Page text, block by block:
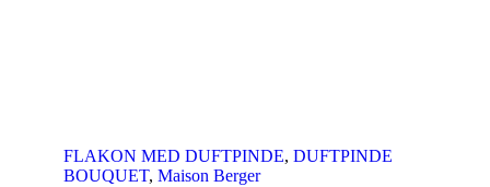
FLAKON MED DUFTPINDE, DUFTPINDE
BOUQUET, Maison Berger